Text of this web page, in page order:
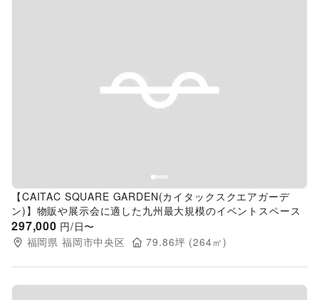
Previous slide
【CAITAC SQUARE GARDEN(カイタックスクエアガーデ
ン)】物販や展示会に適した九州最大規模のイベントスペース
297,000 円/日〜
福岡県 福岡市中央区 79.86坪 (264㎡)